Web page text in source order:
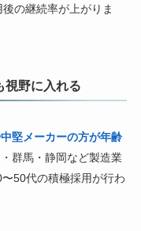
の継続率が上がりま
視野に入れる
堅メーカーの方が年齢
群馬・静岡など製造業
50代の積極採用が行わ